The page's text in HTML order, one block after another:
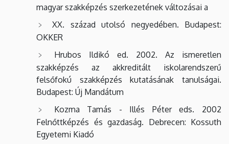
magyar szakképzés szerkezetének változásai a
XX. század utolsó negyedében. Budapest:
OKKER
Hrubos Ildikó ed. 2002. Az ismeretlen
szakképzés az akkreditált iskolarendszerű
felsőfokú szakképzés kutatásának tanulságai.
Budapest: Új Mandátum
Kozma Tamás - Illés Péter eds. 2002
Felnőttképzés és gazdaság. Debrecen: Kossuth
Egyetemi Kiadó